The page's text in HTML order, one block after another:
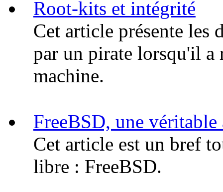
Root-kits et intégrité
Cet article présente les
par un pirate lorsqu'il a
machine.
FreeBSD, une
Cet article est un bref
libre : FreeBSD.